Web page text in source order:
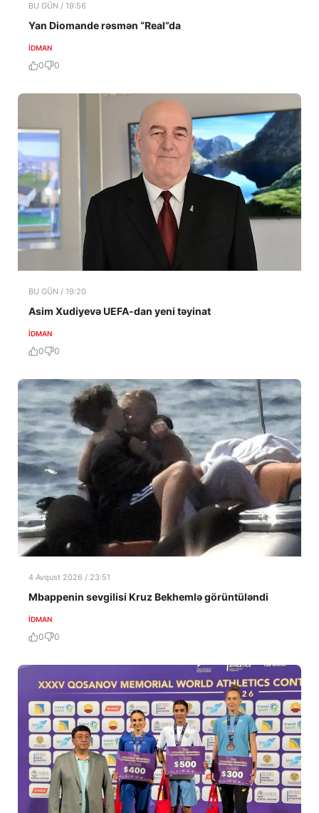
BU GÜN / 19:56
Yan Diomande rəsmən “Real”da
İDMAN
0 0
BU GÜN / 19:20
Asim Xudiyevə UEFA-dan yeni təyinat
İDMAN
0 0
4 Avqust 2026 / 23:51
Mbappenin sevgilisi Kruz Bekhemlə görüntüləndi
İDMAN
0 0